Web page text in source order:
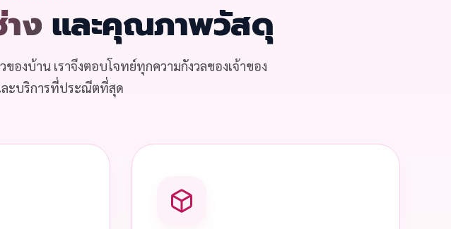
ง และคุณภาพวัสดุ
องบ้าน เราจึงตอบโจทย์ทุกความกังวลของเจ้าของ
ะบริการที่ประณีตที่สุด